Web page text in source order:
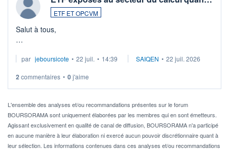
ETF ET OPCVM
Salut à tous,
via un ETF plutôt que des actions individuelles.
Idéalement, je voudrais qu'il soit éligible au PEA.
Pour l' ...
par jeboursicote • 22 juil. • 14:39 SAIQEN • 22 juil. 2026
2 commentaires • 0j'aime
L'ensemble des analyses et/ou recommandations présentes sur le forum
BOURSORAMA sont uniquement élaborées par les membres qui en sont émetteurs.
Agissant exclusivement en qualité de canal de diffusion, BOURSORAMA n'a participé
en aucune manière à leur élaboration ni exercé aucun pouvoir discrétionnaire quant à
leur sélection. Les informations contenues dans ces analyses et/ou recommandations